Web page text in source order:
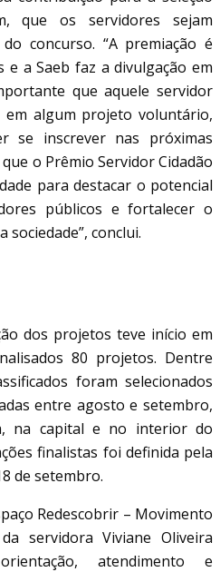
que os servidores sejam
concurso. “A premiação é
a Saeb faz a divulgação em
que aquele servidor
algum projeto voluntário,
se inscrever nas próximas
que o Prêmio Servidor Cidadão
para destacar o potencial
públicos e fortalecer o
conclui.
dos projetos teve início em
80 projetos. Dentre
foram selecionados
entre agosto e setembro,
na capital e no interior do
finalistas foi definida pela
de setembro.
Redescobrir – Movimento
servidora Viviane Oliveira
atendimento e